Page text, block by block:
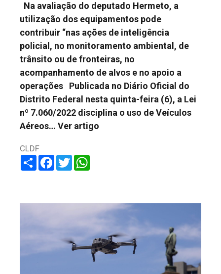
Na avaliação do deputado Hermeto, a
utilização dos equipamentos pode
contribuir “nas ações de inteligência
policial, no monitoramento ambiental, de
trânsito ou de fronteiras, no
acompanhamento de alvos e no apoio a
operações Publicada no Diário Oficial do
Distrito Federal nesta quinta-feira (6), a Lei
nº 7.060/2022 disciplina o uso de Veículos
Aéreos… Ver artigo
CLDF
ShareFacebook
Twitter